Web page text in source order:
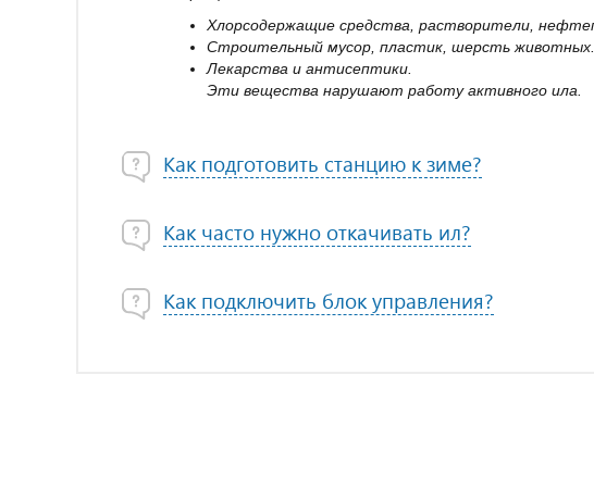
Хлорсодержащие средства, растворители,
Строительный мусор, пластик, шерсть животных.
Лекарства и антисептики.
Эти вещества нарушают работу активного ила.
Как подготовить станцию к зиме?
Как часто нужно откачивать ил?
Как подключить блок управления?